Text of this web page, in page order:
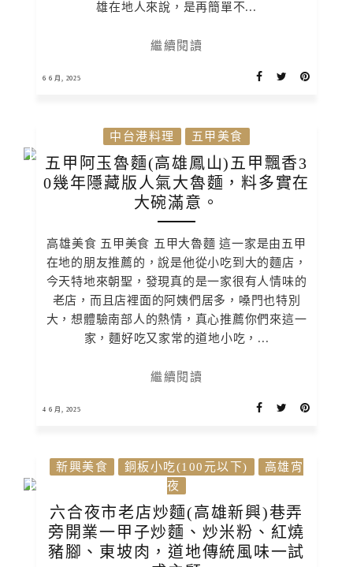
雄在地人來說，是再簡單不...
繼續閱讀
6 6 月, 2025
中台港料理 五甲美食
五甲阿玉魯麵(高雄鳳山)五甲飄香3
0幾年隱藏版人氣大魯麵，料多實在
大碗滿意。
高雄美食 五甲美食 五甲大魯麵 這一家是由五甲
在地的朋友推薦的，說是他從小吃到大的麵店，
今天特地來朝聖，發現真的是一家很有人情味的
老店，而且店裡面的阿姨們居多，嗓門也特別
大，想體驗南部人的熱情，真心推薦你們來這一
家，麵好吃又家常的道地小吃，...
繼續閱讀
4 6 月, 2025
新興美食 銅板小吃(100元以下)
高雄宵
夜
六合夜市老店炒麵(高雄新興)巷弄
旁開業一甲子炒麵、炒米粉、紅燒
豬腳、東坡肉，道地傳統風味一試